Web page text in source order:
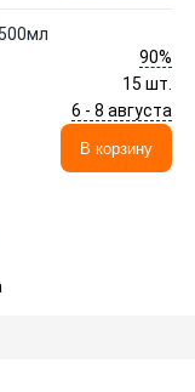
90%
15 шт.
6 - 8 августа
В корзину